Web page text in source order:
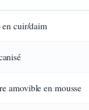
en cuir/daim
amovible en mousse